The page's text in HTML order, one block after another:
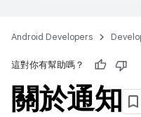
Android Developers
這對你有幫助嗎？
關於通知